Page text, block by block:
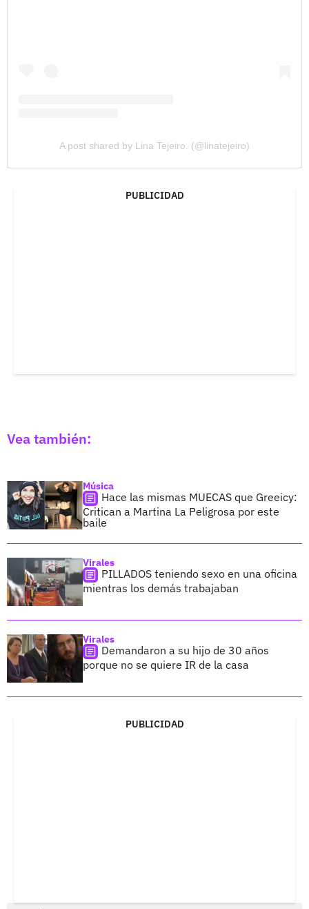
A post shared by Lina Tejeiro. (@linatejeiro)
PUBLICIDAD
Vea también:
Música
Hace las mismas MUECAS que Greeicy:
Critican a Martina La Peligrosa por este
baile
Virales
PILLADOS teniendo sexo en una oficina
mientras los demás trabajaban
Virales
Demandaron a su hijo de 30 años
porque no se quiere IR de la casa
PUBLICIDAD